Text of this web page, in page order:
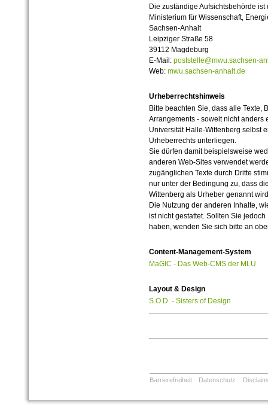
Die zuständige Aufsichtsbehörde ist
Ministerium für Wissenschaft,
Sachsen-Anhalt
Leipziger Straße 58
39112 Magdeburg
E-Mail: poststelle@mwu.sachsen-
Web: mwu.sachsen-anhalt.de
Urheberrechtshinweis
Bitte beachten Sie, dass alle Texte,
Arrangements - soweit nicht anders
Universität Halle-Wittenberg selbst
Urheberrechts unterliegen.
Sie dürfen damit beispielsweise
anderen Web-Sites verwendet
zugänglichen Texte durch Dritte
nur unter der Bedingung zu, dass
Wittenberg als Urheber genannt
Die Nutzung der anderen Inhalte,
ist nicht gestattet. Sollten Sie
haben, wenden Sie sich bitte an
Content-Management-System
MaGIC - Das Web-CMS der MLU
Layout & Design
S.O.D. - Sisters of Design
Barrierefreiheit Datenschutz